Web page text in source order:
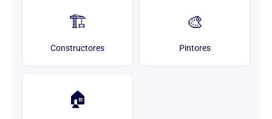
🏗️
Constructores
🎨
Pintores
🏠